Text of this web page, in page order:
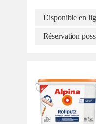
Disponible en
Réservation